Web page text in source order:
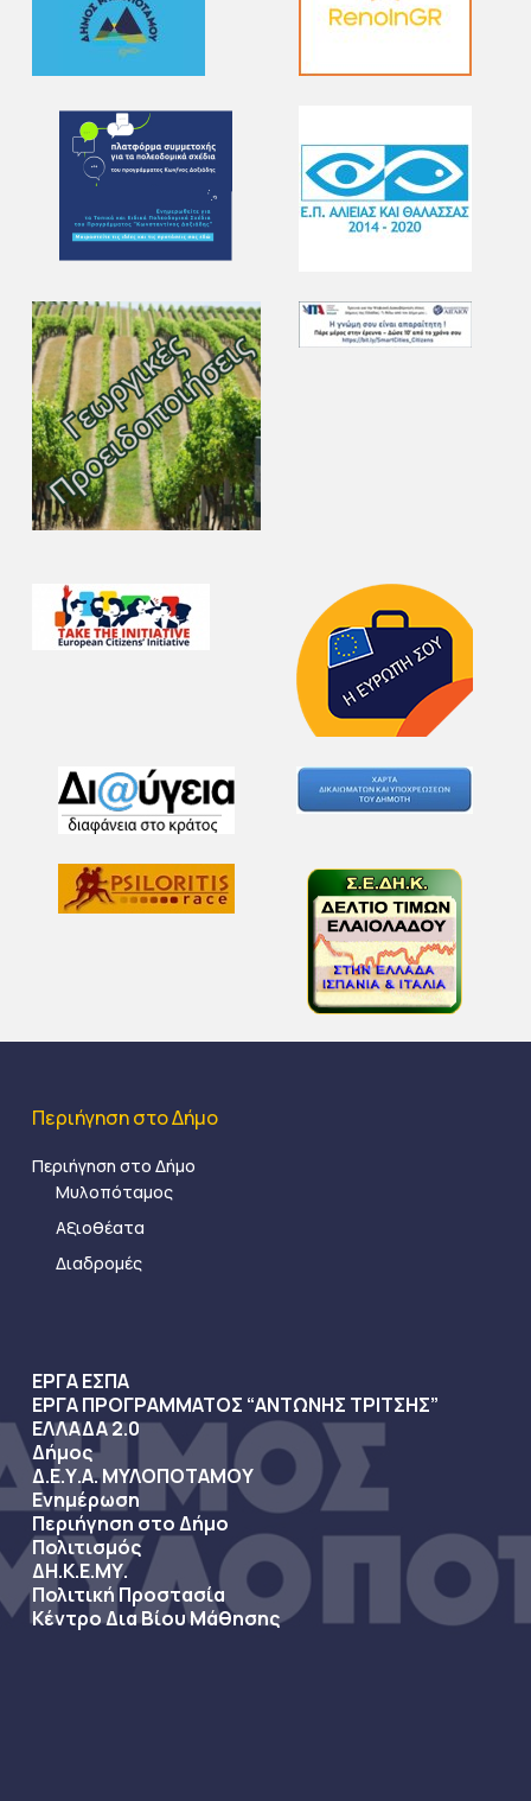
Περιήγηση στο Δήμο
Περιήγηση στο Δήμο
Μυλοπόταμος
Αξιοθέατα
Διαδρομές
ΕΡΓΑ ΕΣΠΑ
ΕΡΓΑ ΠΡΟΓΡΑΜΜΑΤΟΣ “ΑΝΤΩΝΗΣ ΤΡΙΤΣΗΣ”
ΕΛΛΑΔΑ 2.0
Δήμος
Δ.Ε.Υ.Α. ΜΥΛΟΠΟΤΑΜΟΥ
Ενημέρωση
Περιήγηση στο Δήμο
Πολιτισμός
ΔΗ.Κ.Ε.ΜΥ.
Πολιτική Προστασία
Κέντρο Δια Βίου Μάθησης